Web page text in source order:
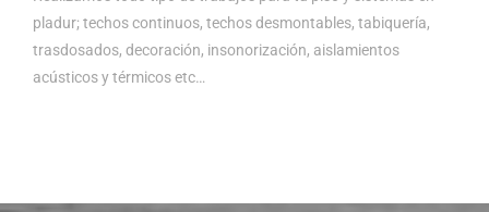
pladur; techos continuos, techos desmontables, tabiquería,
trasdosados, decoración, insonorización, aislamientos
acústicos y térmicos etc…